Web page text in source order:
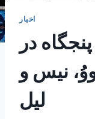
اخبار
در
نیس و
لیل